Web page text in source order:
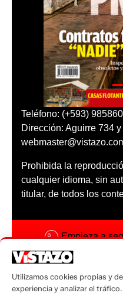
Teléfono: (+593)
Dirección: Aguirre 734
Prohibida la
cualquier idioma, sin
titular, de todos los
Empieza a
Código ética
Utilizamos cookies propias y
experiencia y analizar el tráfico.